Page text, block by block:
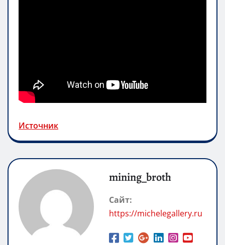
Источник
mining_broth
Сайт:
https://michelegallery.ru